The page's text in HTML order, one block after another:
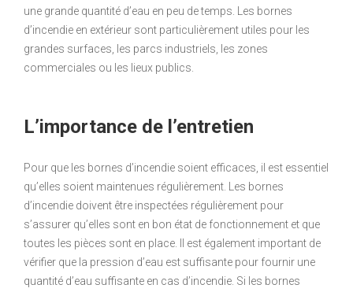
une grande quantité d’eau en peu de temps. Les bornes
d’incendie en extérieur sont particulièrement utiles pour les
grandes surfaces, les parcs industriels, les zones
commerciales ou les lieux publics.
L’importance de l’entretien
Pour que les bornes d’incendie soient efficaces, il est essentiel
qu’elles soient maintenues régulièrement. Les bornes
d’incendie doivent être inspectées régulièrement pour
s’assurer qu’elles sont en bon état de fonctionnement et que
toutes les pièces sont en place. Il est également important de
vérifier que la pression d’eau est suffisante pour fournir une
quantité d’eau suffisante en cas d’incendie. Si les bornes